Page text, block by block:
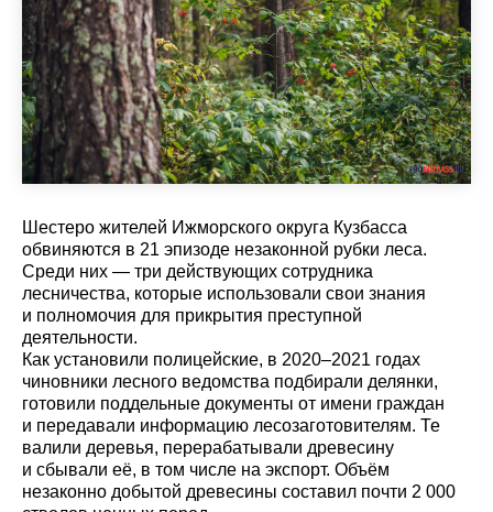
Шестеро жителей Ижморского округа Кузбасса
обвиняются в 21 эпизоде незаконной рубки леса.
Среди них — три действующих сотрудника
лесничества, которые использовали свои знания
и полномочия для прикрытия преступной
деятельности.
Как установили полицейские, в 2020–2021 годах
чиновники лесного ведомства подбирали делянки,
готовили поддельные документы от имени граждан
и передавали информацию лесозаготовителям. Те
валили деревья, перерабатывали древесину
и сбывали её, в том числе на экспорт. Объём
незаконно добытой древесины составил почти 2 000